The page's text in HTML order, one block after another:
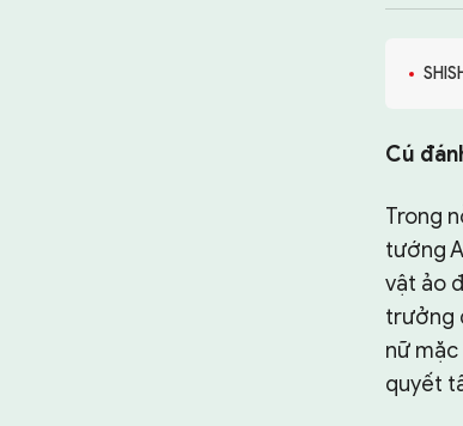
Cú
Trong
tướng
vật ảo
trưởng
nữ
quyết